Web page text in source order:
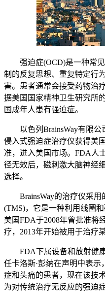
强迫症(OCD)是一种常见
制的反复思想、重复特定行
害。患者通常会接受药物治
据美国国家精神卫生研究所
国成年人患有强迫症。
以色列BrainsWay有限公
侵入式强迫症治疗仪获得美
准，进入美国市场。FDA人
径无效后，磁刺激大脑神经
选择。
BrainsWay的治疗仪采用
(TMS)，它是一种利用线圈
美国FDA于2008年曾批准将
疗，2013年开始被用于治疗
FDA下属设备和放射健康
任卡洛斯·彭纳在声明中表
症和头痛的患者，现在该技
为对传统治疗无反应的强迫